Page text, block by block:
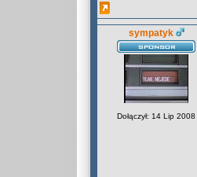
sympatyk
Dołączył: 14 Lip 2008